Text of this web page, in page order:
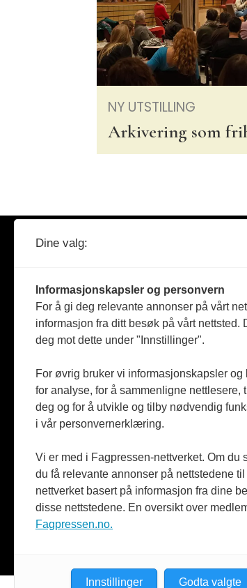
NY UTSTILLING
Arkivering som
Ansvarlig redaktør:
post@aksess-
Facebook
Instagram
© Aksess 2026
Materialet er vernet
uttrykkelig samtykke
når det er hjemlet i
Dine valg:
Informasjonskapsler og personvern
For å gi deg relevante annonser på vårt
informasjon fra ditt besøk på vårt nettsted.
deg mot dette under "Innstillinger".
For øvrig bruker vi informasjonskapsler
for analyse, for å sammenligne nettlesere,
deg og for å utvikle og tilby nødvendig
i vår personvernerklæring.
Vi er med i Fagpressen-nettverket. Om du
du få relevante annonser på nettstedene
nettverket basert på informasjon fra dine
disse nettstedene. En oversikt over
Fagpressen.no.
Godta valgte
Innstillinger